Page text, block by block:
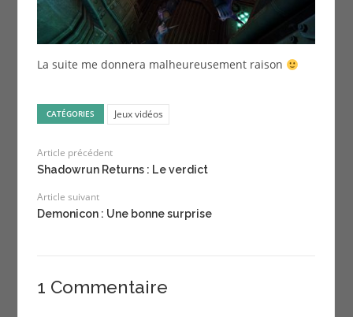
La suite me donnera malheureusement raison
CATÉGORIES Jeux vidéos
Article précédent
Shadowrun Returns : Le verdict
Article suivant
Demonicon : Une bonne surprise
1 Commentaire